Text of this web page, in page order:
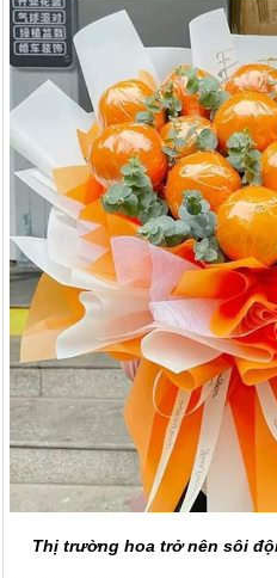
Thị trường hoa trở nên sôi